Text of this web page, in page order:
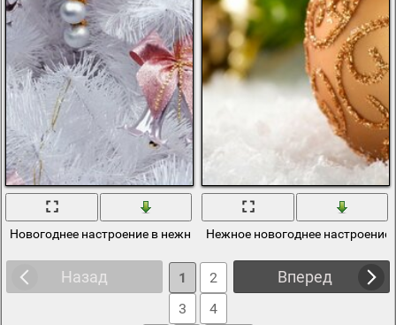
Новогоднее настроение в нежных цветахНежное новогоднее
Назад Вперед
1
2
3
4